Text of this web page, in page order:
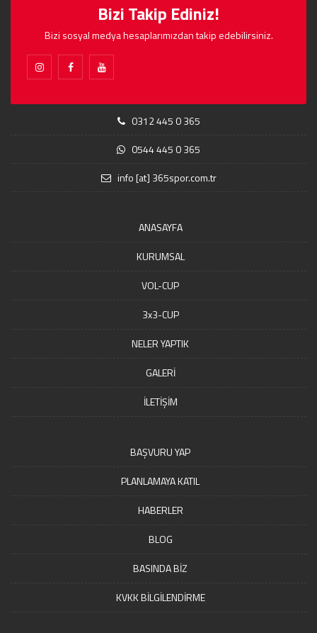
Bizi Takip Ediniz!
Bizi sosyal medya hesaplarımızdan takip edebilirsiniz.
0312 445 0 365
0544 445 0 365
info [at] 365spor.com.tr
ANASAYFA
KURUMSAL
VOL-CUP
3x3-CUP
NELER YAPTIK
GALERİ
İLETİŞİM
BAŞVURU YAP
PLANLAMAYA KATIL
HABERLER
BLOG
BASINDA BİZ
KVKK BİLGİLENDİRME